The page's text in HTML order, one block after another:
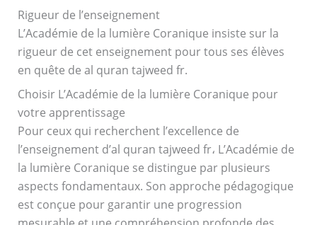
Rigueur de l’enseignement
L’Académie de la lumière Coranique insiste sur la
rigueur de cet enseignement pour tous ses élèves
en quête de al quran tajweed fr.
Choisir L’Académie de la lumière Coranique pour
votre apprentissage
Pour ceux qui recherchent l’excellence de
l’enseignement d’al quran tajweed fr، L’Académie de
la lumière Coranique se distingue par plusieurs
aspects fondamentaux. Son approche pédagogique
est conçue pour garantir une progression